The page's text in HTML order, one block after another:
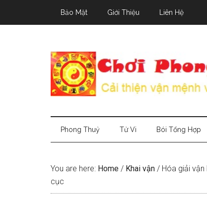
Bảo Mật Giới Thiệu Liên Hệ
Phong Thuỷ Tử Vi Bói Tổng Hợp
You are here: Home / Khai vận / Hóa giải
cục